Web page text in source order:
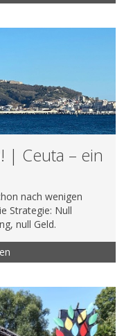
| Ceuta – ein
nach wenigen
Strategie: Null
null Geld.